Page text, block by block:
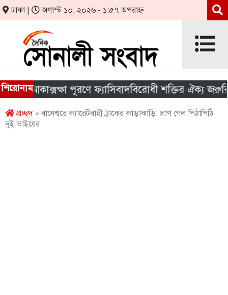
ঢাকা | অগাস্ট ১০, ২০২৬ - ১:৫৭ অপরাহ্ন
শিরোনাম পূরণে ফ্যাসিবাদবিরোধী শক্তির ঐক্য জরুরি
প্রচ্ছদ» বানেশ্বরে ক্যারেটবাহী ট্রাকের কাড়াকাড়ি: প্রাণ গেল পিঠাপিঠি
দুই ভাইয়ের